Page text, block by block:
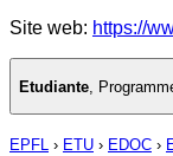
Site web: https://
Etudiante
EPFL › ETU › EDOC ›